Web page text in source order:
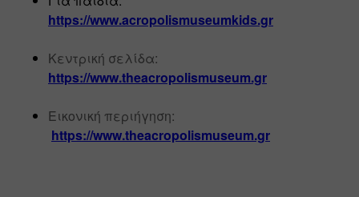
https://www.acropolismuseumkids.gr
https://www.theacropolismuseum.gr
Εικονική περιήγηση:
https://www.theacropolismuseum.gr